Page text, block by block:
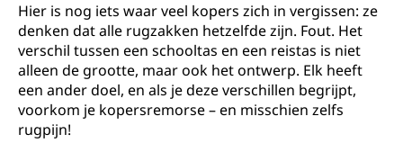
Hier is nog iets waar veel kopers zich in vergissen: ze
denken dat alle rugzakken hetzelfde zijn. Fout. Het
verschil tussen een schooltas en een reistas is niet
alleen de grootte, maar ook het ontwerp. Elk heeft
een ander doel, en als je deze verschillen begrijpt,
voorkom je kopersremorse – en misschien zelfs
rugpijn!